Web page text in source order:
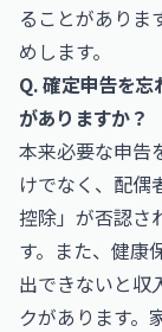
ることがありま
めします。
Q. 確定申告を
がありますか？
本来必要な申告
けでなく、配偶
控除」が否認さ
す。また、健康
出できないと収
クがあります。